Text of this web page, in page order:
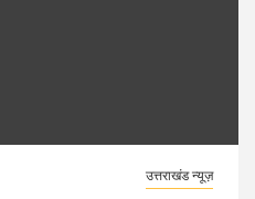
उत्तराखंड न्यूज़